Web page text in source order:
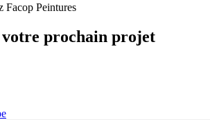
Facop Peintures
prochain projet